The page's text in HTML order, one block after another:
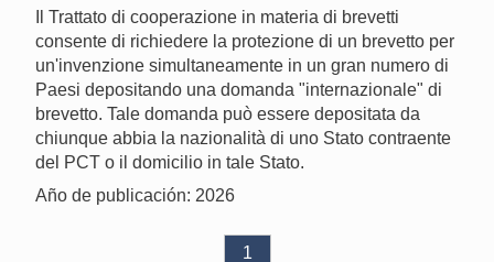
Il Trattato di cooperazione in materia di brevetti
consente di richiedere la protezione di un brevetto per
un'invenzione simultaneamente in un gran numero di
Paesi depositando una domanda "internazionale" di
brevetto. Tale domanda può essere depositata da
chiunque abbia la nazionalità di uno Stato contraente
del PCT o il domicilio in tale Stato.
Año de publicación: 2026
1